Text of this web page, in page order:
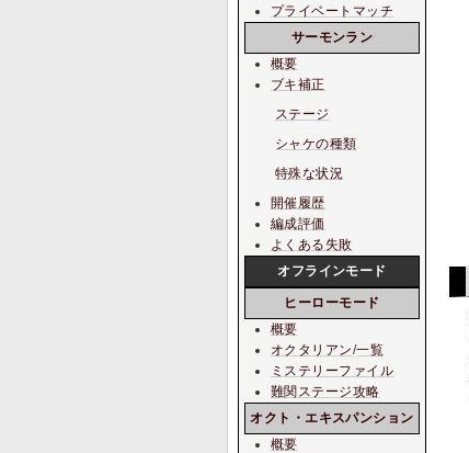
プライベートマッチ
サーモンラン
概要
ブキ補正
ステージ
シャケの種類
特殊な状況
開催履歴
編成評価
よくある失敗
オフラインモード
ヒーローモード
概要
オクタリアン/一覧
ミステリーファイル
難関ステージ攻略
オクト・エキスパンション
概要